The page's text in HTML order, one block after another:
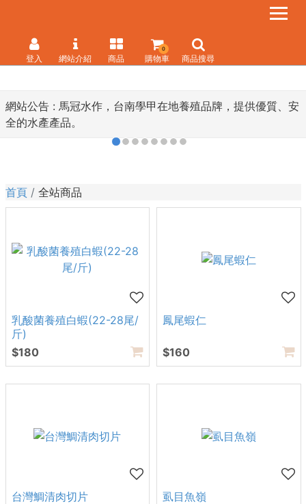
網站公告 : 馬冠水作，台南學甲在地養殖品牌，提供優質、安
全的水產產品。
登入 網站介紹 商品 購物車
0
商品搜尋
首頁 全站商品
乳酸菌養殖白蝦(22-28尾/
斤)
$180
鳳尾蝦仁
$160
台灣鯛清肉切片 虱目魚嶺